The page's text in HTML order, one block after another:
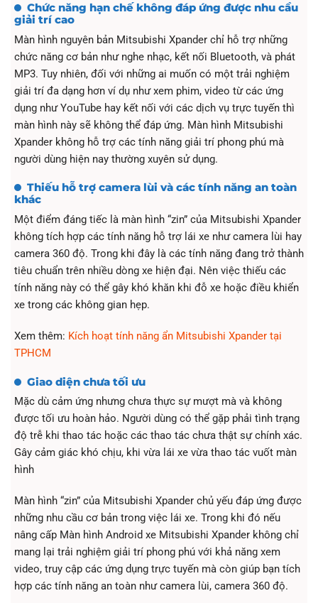
Chức năng hạn chế không đáp ứng được nhu cầu
giải trí cao
Màn hình nguyên bản Mitsubishi Xpander chỉ hỗ trợ những
chức năng cơ bản như nghe nhạc, kết nối Bluetooth, và phát
MP3. Tuy nhiên, đối với những ai muốn có một trải nghiệm
giải trí đa dạng hơn ví dụ như xem phim, video từ các ứng
dụng như YouTube hay kết nối với các dịch vụ trực tuyến thì
màn hình này sẽ không thể đáp ứng. Màn hình Mitsubishi
Xpander không hỗ trợ các tính năng giải trí phong phú mà
người dùng hiện nay thường xuyên sử dụng.
Thiếu hỗ trợ camera lùi và các tính năng an toàn
khác
Một điểm đáng tiếc là màn hình “zin” của Mitsubishi Xpander
không tích hợp các tính năng hỗ trợ lái xe như camera lùi hay
camera 360 độ. Trong khi đây là các tính năng đang trở thành
tiêu chuẩn trên nhiều dòng xe hiện đại. Nên việc thiếu các
tính năng này có thể gây khó khăn khi đỗ xe hoặc điều khiển
xe trong các không gian hẹp.
Xem thêm: Kích hoạt tính năng ẩn Mitsubishi Xpander tại
TPHCM
Giao diện chưa tối ưu
Mặc dù cảm ứng nhưng chưa thực sự mượt mà và không
được tối ưu hoàn hảo. Người dùng có thể gặp phải tình trạng
độ trễ khi thao tác hoặc các thao tác chưa thật sự chính xác.
Gây cảm giác khó chịu, khi vừa lái xe vừa thao tác vuốt màn
hình
Màn hình “zin” của Mitsubishi Xpander chủ yếu đáp ứng được
những nhu cầu cơ bản trong việc lái xe. Trong khi đó nếu
nâng cấp Màn hình Android xe Mitsubishi Xpander không chỉ
mang lại trải nghiệm giải trí phong phú với khả năng xem
video, truy cập các ứng dụng trực tuyến mà còn giúp bạn tích
hợp các tính năng an toàn như camera lùi, camera 360 độ.